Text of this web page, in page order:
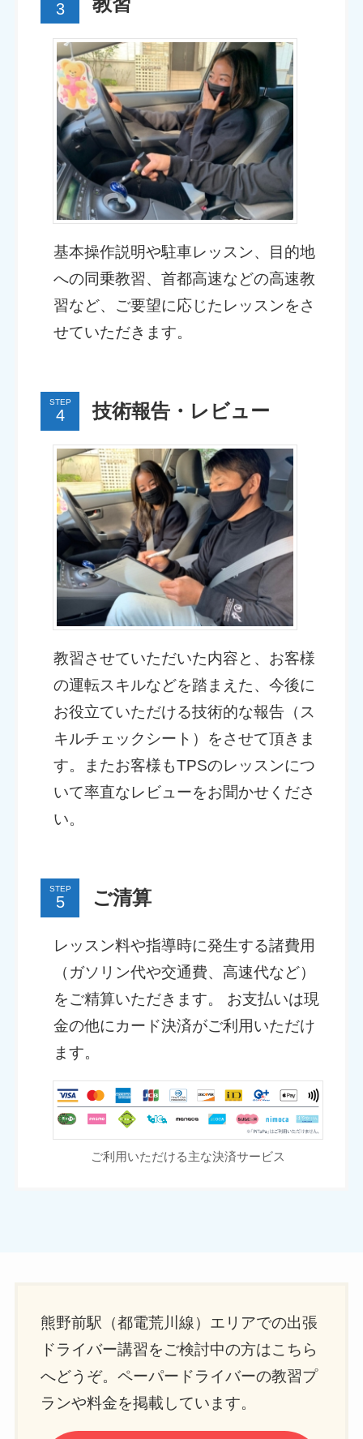
教習
基本操作説明や駐車レッスン、目的地
への同乗教習、首都高速などの高速教
習など、ご要望に応じたレッスンをさ
せていただきます。
STEP 技術報告・レビュー
教習させていただいた内容と、お客様
の運転スキルなどを踏まえた、今後に
お役立ていただける技術的な報告（ス
キルチェックシート）をさせて頂きま
す。またお客様もTPSのレッスンにつ
いて率直なレビューをお聞かせくださ
い。
STEP ご清算
レッスン料や指導時に発生する諸費用
（ガソリン代や交通費、高速代など）
をご精算いただきます。 お支払いは現
金の他にカード決済がご利用いただけ
ます。
ご利用いただける主な決済サービス
熊野前駅（都電荒川線）エリアでの出張
ドライバー講習をご検討中の方はこちら
へどうぞ。ペーパードライバーの教習プ
ランや料金を掲載しています。